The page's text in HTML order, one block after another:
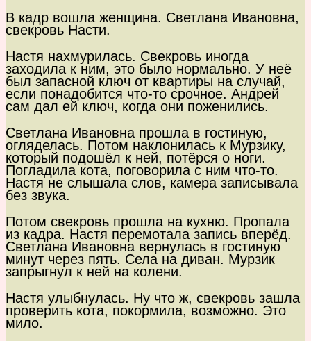
В кадр вошла женщина. Светлана Ивановна,
свекровь Насти.
Настя нахмурилась. Свекровь иногда
заходила к ним, это было нормально. У неё
был запасной ключ от квартиры на случай,
если понадобится что-то срочное. Андрей
сам дал ей ключ, когда они поженились.
Светлана Ивановна прошла в гостиную,
огляделась. Потом наклонилась к Мурзику,
который подошёл к ней, потёрся о ноги.
Погладила кота, поговорила с ним что-то.
Настя не слышала слов, камера записывала
без звука.
Потом свекровь прошла на кухню. Пропала
из кадра. Настя перемотала запись вперёд.
Светлана Ивановна вернулась в гостиную
минут через пять. Села на диван. Мурзик
запрыгнул к ней на колени.
Настя улыбнулась. Ну что ж, свекровь зашла
проверить кота, покормила, возможно. Это
мило.